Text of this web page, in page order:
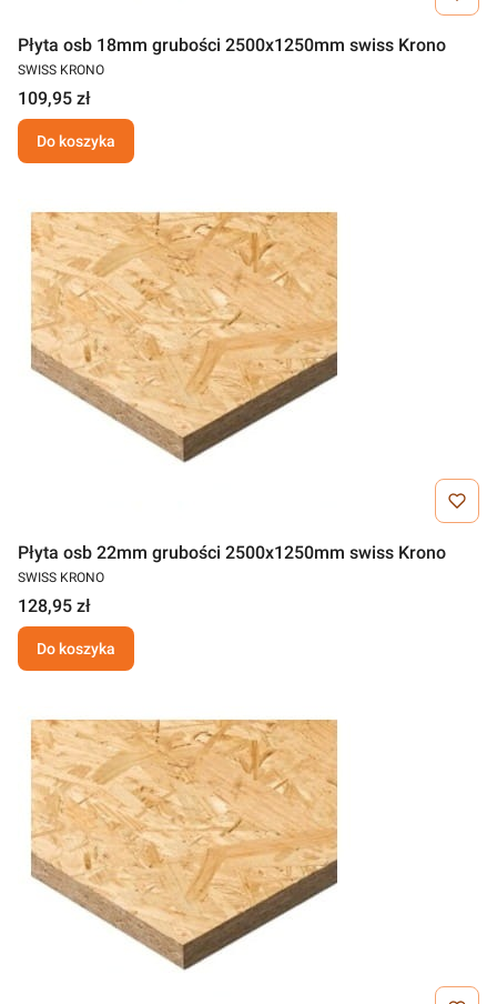
Płyta osb 18mm grubości 2500x1250mm swiss Krono
SWISS KRONO
109,95 zł
Do koszyka
Płyta osb 22mm grubości 2500x1250mm swiss Krono
SWISS KRONO
128,95 zł
Do koszyka